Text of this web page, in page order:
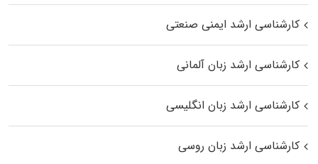
کارشناسی ارشد ایمنی صنعتی
کارشناسی ارشد زبان آلمانی
کارشناسی ارشد زبان انگلیسی
کارشناسی ارشد زبان روسی